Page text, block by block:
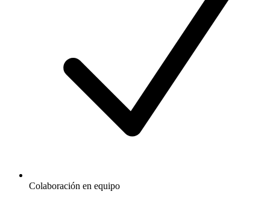
Colaboración en equipo